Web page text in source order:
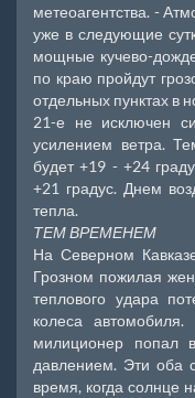
метеоагентства. -
уже в следующие
мощные кучево-
по краю пройдут
отдельных пунктах в
21-е не исключен
усилением ветра.
будет +19 - +24
+21 градус. Днем
тепла.
ТЕМ ВРЕМЕНЕМ
На Северном
Грозном пожилая
теплового удара
колеса
милиционер попал
давлением. Эти оба
время, когда солнце